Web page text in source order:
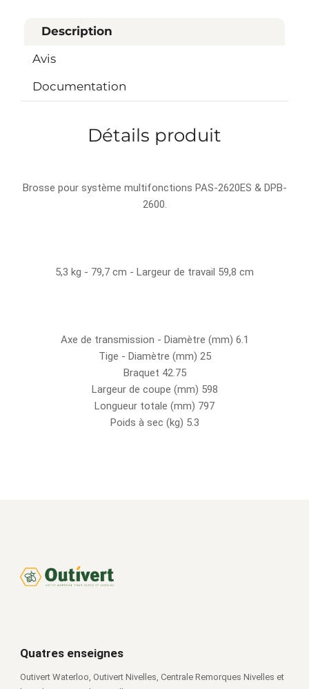
Description
Avis
Documentation
Détails produit
Brosse pour système multifonctions PAS-2620ES & DPB-
2600.
5,3 kg - 79,7 cm - Largeur de travail 59,8 cm
Axe de transmission - Diamètre (mm) 6.1
Tige - Diamètre (mm) 25
Braquet 42.75
Largeur de coupe (mm) 598
Longueur totale (mm) 797
Poids à sec (kg) 5.3
Quatres enseignes
Outivert Waterloo, Outivert Nivelles, Centrale Remorques Nivelles et